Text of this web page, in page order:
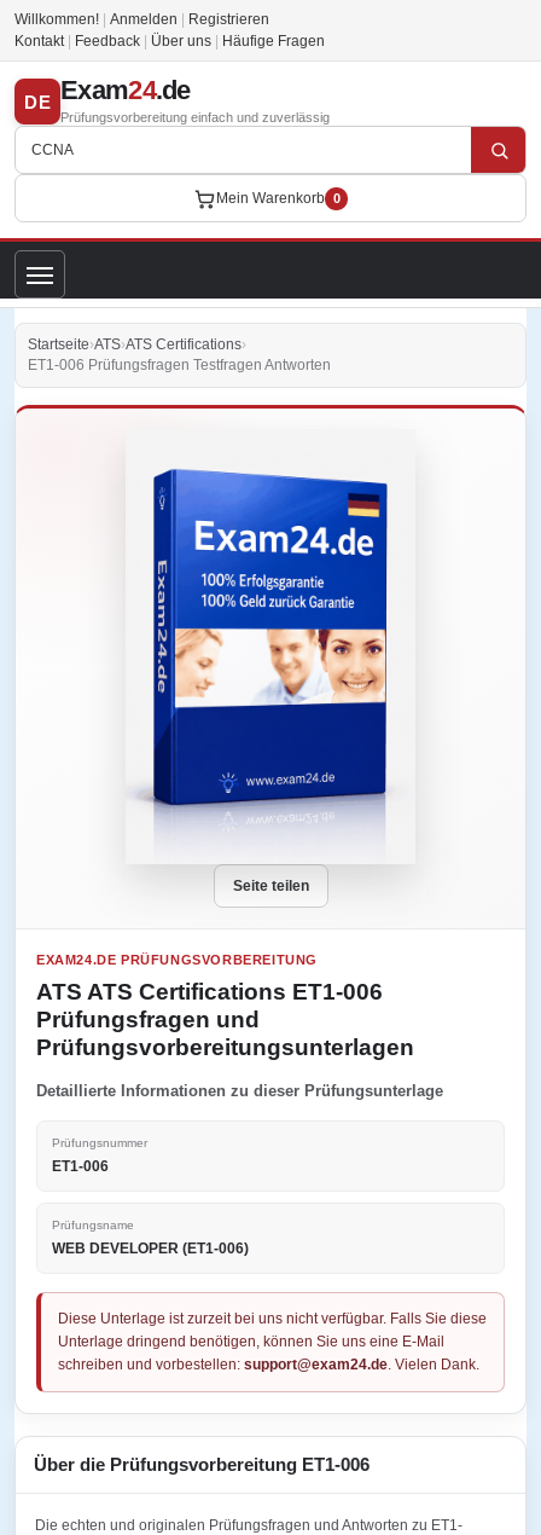
Willkommen! Anmelden
Registrieren
Kontakt
Feedback Über uns Häufige Fragen
DE Exam24.de
Prüfungsvorbereitung einfach und zuverlässig
Mein Warenkorb 0
Startseite›ATS›ATS Certifications›
ET1-006 Prüfungsfragen Testfragen Antworten
Seite teilen
EXAM24.DE PRÜFUNGSVORBEREITUNG
ATS ATS Certifications ET1-006
Prüfungsfragen und
Prüfungsvorbereitungsunterlagen
Detaillierte Informationen zu dieser Prüfungsunterlage
Prüfungsnummer
ET1-006
Prüfungsname
WEB DEVELOPER (ET1-006)
Diese Unterlage ist zurzeit bei uns nicht verfügbar. Falls Sie diese
Unterlage dringend benötigen, können Sie uns eine E-Mail
schreiben und vorbestellen: support@exam24.de. Vielen Dank.
Über die Prüfungsvorbereitung ET1-006
Die echten und originalen Prüfungsfragen und Antworten zu ET1-